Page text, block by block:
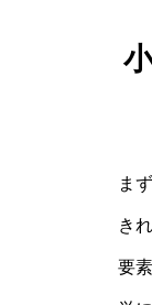
ま
き
要